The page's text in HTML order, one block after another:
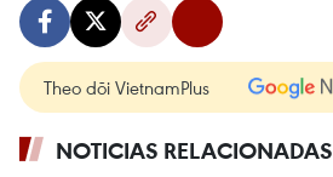
Theo dõi VietnamPlus
NOTICIAS RELACIONADAS